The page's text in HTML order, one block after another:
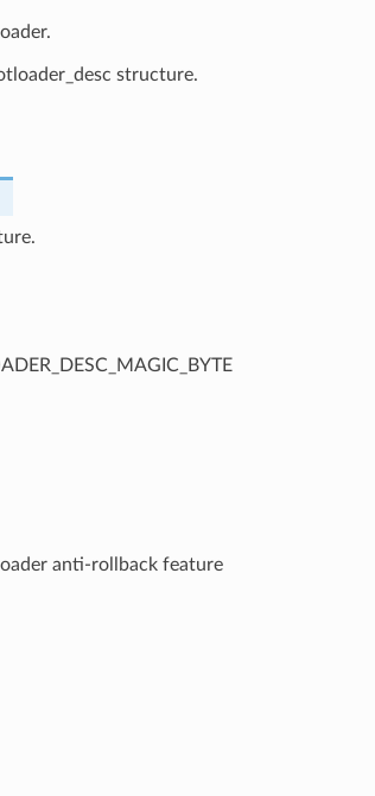
structure.
anti-rollback feature